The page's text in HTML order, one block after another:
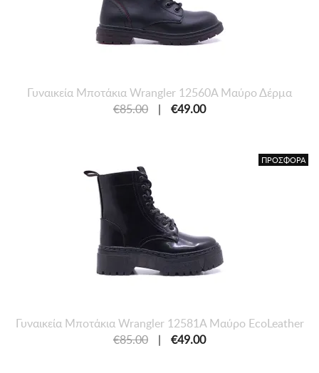
Γυναικεία Μποτάκια Wrangler 12560A Μαύρο Δέρμα
€85.00
| €49.00
ΠΡΟΣΦΟΡΑ
Γυναικεία Μποτάκια Wrangler 12581A Μαύρο EcoLeather
€85.00
| €49.00